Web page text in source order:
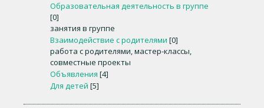
Образовательная деятельность в группе
[0]
занятия в группе
Взаимодействие с родителями [0]
работа с родителями, мастер-классы,
совместные проекты
Объявления [4]
Для детей [5]